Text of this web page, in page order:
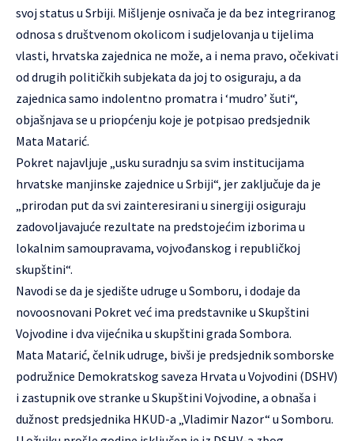
svoj status u Srbiji. Mišljenje osnivača je da bez integriranog
odnosa s društvenom okolicom i sudjelovanja u tijelima
vlasti, hrvatska zajednica ne može, a i nema pravo, očekivati
od drugih političkih subjekata da joj to osiguraju, a da
zajednica samo indolentno promatra i ‘mudro’ šuti“,
objašnjava se u priopćenju koje je potpisao predsjednik
Mata Matarić.
Pokret najavljuje „usku suradnju sa svim institucijama
hrvatske manjinske zajednice u Srbiji“, jer zaključuje da je
„prirodan put da svi zainteresirani u sinergiji osiguraju
zadovoljavajuće rezultate na predstojećim izborima u
lokalnim samoupravama, vojvođanskog i republičkoj
skupštini“.
Navodi se da je sjedište udruge u Somboru, i dodaje da
novoosnovani Pokret već ima predstavnike u Skupštini
Vojvodine i dva vijećnika u skupštini grada Sombora.
Mata Matarić, čelnik udruge, bivši je predsjednik somborske
podružnice Demokratskog saveza Hrvata u Vojvodini (DSHV)
i zastupnik ove stranke u Skupštini Vojvodine, a obnaša i
dužnost predsjednika HKUD-a „Vladimir Nazor“ u Somboru.